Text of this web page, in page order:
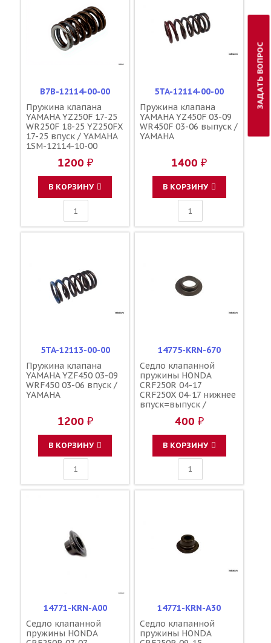
B7B-12114-00-00
Пружина клапана
YAMAHA YZ250F 17-25
WR250F 18-25 YZ250FX
17-25 впуск / YAMAHA
1SM-12114-10-00
1200 ₽
В КОРЗИНУ
5TA-12114-00-00
Пружина клапана
YAMAHA YZ450F 03-09
WR450F 03-06 выпуск /
YAMAHA
1400 ₽
В КОРЗИНУ
5TA-12113-00-00
Пружина клапана
YAMAHA YZF450 03-09
WRF450 03-06 впуск /
YAMAHA
1200 ₽
В КОРЗИНУ
14775-KRN-670
Седло клапанной
пружины HONDA
CRF250R 04-17
CRF250X 04-17 нижнее
впуск=выпуск /
400 ₽
В КОРЗИНУ
14771-KRN-A00
Седло клапанной
пружины HONDA
14771-KRN-A30
Седло клапанной
пружины HONDA
ЗАДАТЬ ВОПРОС